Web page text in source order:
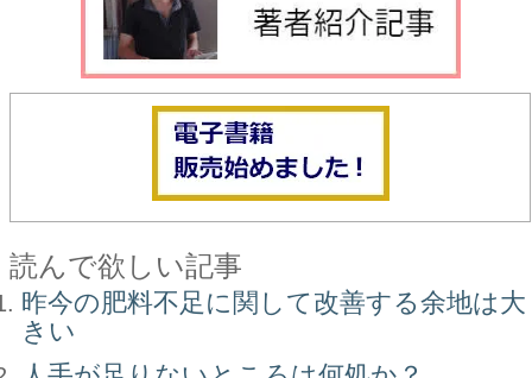
読んで欲しい記事
昨今の肥料不足に関して改善する余地は大
きい